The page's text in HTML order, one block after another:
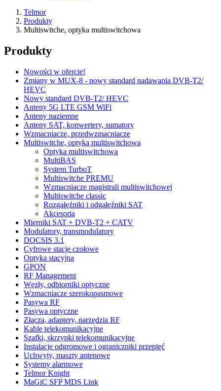
Telmor
Produkty
Multiswitche, optyka multiswitchowa
Produkty
Nowości w ofercie!
Zmiany w MUX-8 - nowy standard nadawania DVB-T2/
HEVC
Nowy standard DVB-T2/ HEVC
Anteny 5G LTE GSM WiFi
Anteny naziemne
Anteny SAT, konwertery, sumatory
Wzmacniacze, przedwzmacniacze
Multiswitche, optyka multiswitchowa
Optyka multiswitchowa
MultiBAS
System TurboT
Multiswitche PREMU
Wzmacniacze magistrali multiswitchowej
Multiswitche classic
Rozgałęźniki i odgałęźniki SAT
Akcesoria
Mierniki SAT + DVB-T2 + CATV
Modulatory, transmodulatory
DOCSIS 3.1
Cyfrowe stacje czołowe
Optyka stacyjna
GPON
RF Management
Węzły, odbiorniki optyczne
Wzmacniacze szerokopasmowe
Pasywa RF
Pasywa optyczne
Złącza, adaptery, narzędzia RF
Kable telekomunikacyjne
Szafki, skrzynki telekomunikacyjne
Instalacje odgromowe i ograniczniki przepięć
Uchwyty, maszty antenowe
Systemy alarmowe
Telmor Knight
MaGiC SFP MDS Link